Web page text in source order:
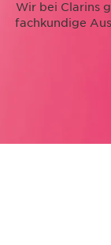
Wir bei Clarins
fachkundige